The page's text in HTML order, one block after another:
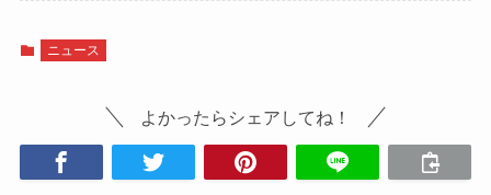
ニュース
よかったらシェアしてね！